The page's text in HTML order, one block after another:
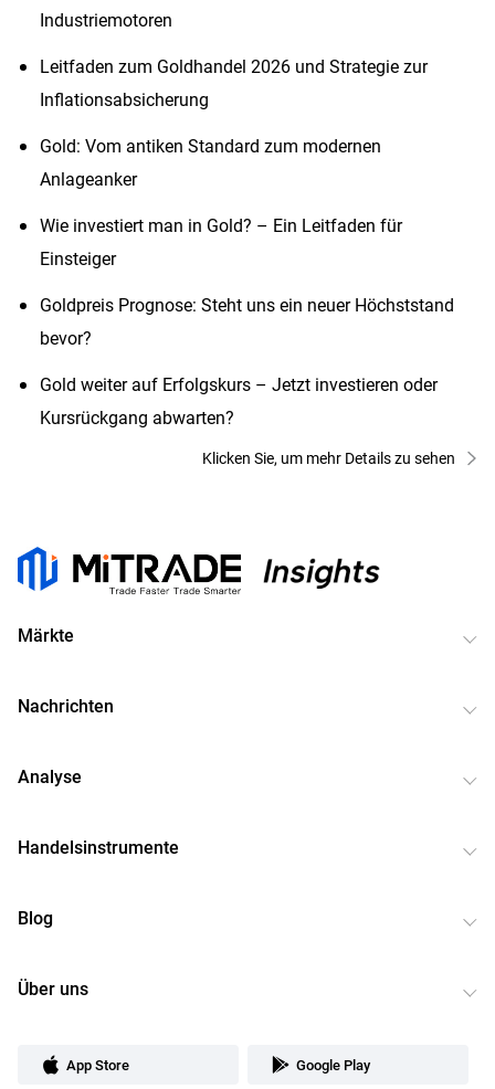
Industriemotoren
Leitfaden zum Goldhandel 2026 und Strategie zur
Inflationsabsicherung
Gold: Vom antiken Standard zum modernen
Anlageanker
Wie investiert man in Gold? – Ein Leitfaden für
Einsteiger
Goldpreis Prognose: Steht uns ein neuer Höchststand
bevor?
Gold weiter auf Erfolgskurs – Jetzt investieren oder
Kursrückgang abwarten?
Klicken Sie, um mehr Details zu sehen
Märkte
Nachrichten
Analyse
Handelsinstrumente
Blog
Über uns
App Store Google Play